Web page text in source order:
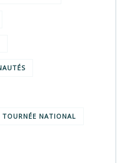
TOURNÉE NATIONAL